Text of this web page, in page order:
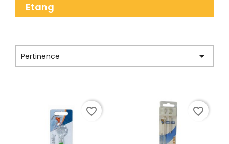
Etang
Pertinence 
favorite_border favorite_border